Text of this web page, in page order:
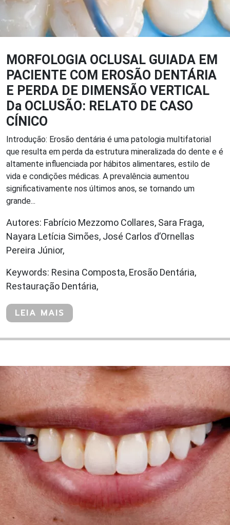
MORFOLOGIA OCLUSAL GUIADA EM
PACIENTE COM EROSÃO DENTÁRIA
E PERDA DE DIMENSÃO VERTICAL
Da OCLUSÃO: RELATO DE CASO
CÍNICO
Introdução: Erosão dentária é uma patologia multifatorial
que resulta em perda da estrutura mineralizada do dente e é
altamente influenciada por hábitos alimentares, estilo de
vida e condições médicas. A prevalência aumentou
significativamente nos últimos anos, se tornando um
grande...
Autores: Fabrício Mezzomo Collares, Sara Fraga,
Nayara Letícia Simões, José Carlos d’Ornellas
Pereira Júnior,
Keywords: Resina Composta, Erosão Dentária,
Restauração Dentária,
LEIA MAIS